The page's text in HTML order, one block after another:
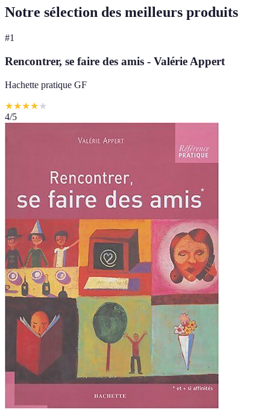
Notre sélection des meilleurs produits
#1
Rencontrer, se faire des amis - Valérie Appert
Hachette pratique GF
★★★★★
4/5